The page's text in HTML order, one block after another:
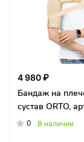
4 980 ₽
Бандаж на
сустав ORTO,
0 В наличии